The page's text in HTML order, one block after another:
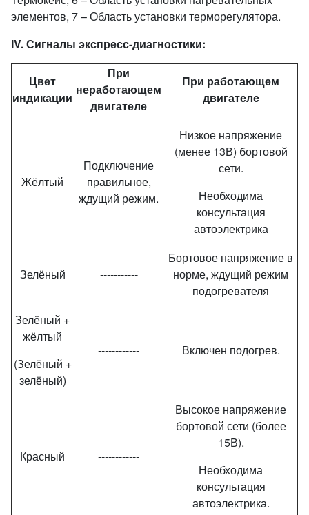
элементов, 7 – Область установки терморегулятора.
IV. Сигналы экспресс-диагностики:
Цвет
индикации
При
неработающем
двигателе
При работающем
двигателе
Жёлтый
Подключение
правильное,
ждущий режим.
Низкое напряжение
(менее 13В) бортовой
сети.
Необходима
консультация
автоэлектрика
Зелёный -----------
Бортовое напряжение в
норме, ждущий режим
подогревателя
Зелёный +
жёлтый
(Зелёный +
зелёный)
------------ Включен подогрев.
Красный ------------
Высокое напряжение
бортовой сети (более
15В).
Необходима
консультация
автоэлектрика.